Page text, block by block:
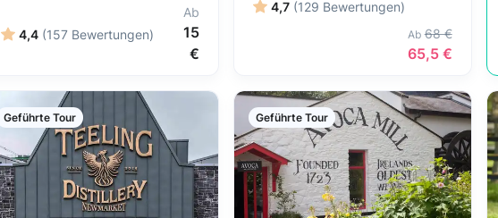
4,4 (157 Bewertungen)
Ab
15
€
4,7 (129 Bewertungen)
Ab 68 €
65,5 €
Geführte Tour Geführte Tour